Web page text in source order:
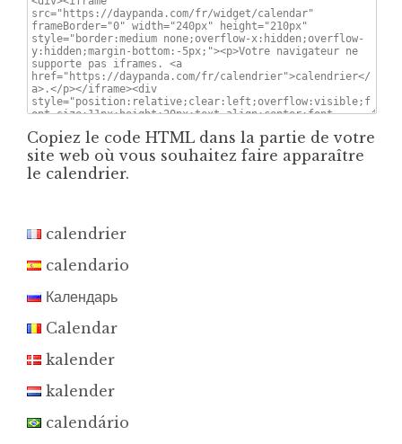
Copiez le code HTML dans la partie de votre
site web où vous souhaitez faire apparaître
le calendrier.
calendrier
calendario
Календарь
Calendar
kalender
kalender
calendário